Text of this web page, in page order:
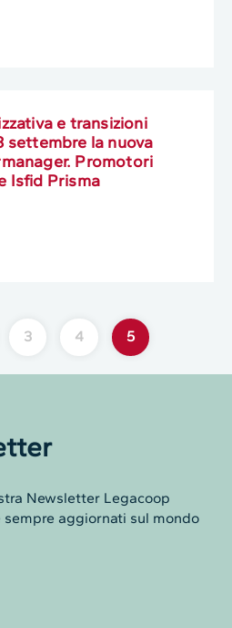
e transizioni
settembre la nuova
Promotori
Isfid Prisma
3 4 5
Newsletter Legacoop
aggiornati sul mondo